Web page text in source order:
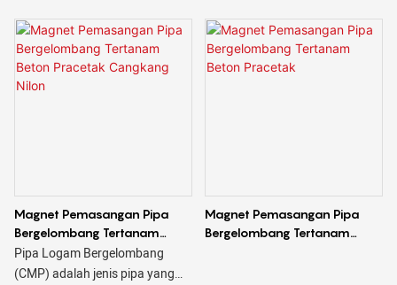
Magnet Pemasangan Pipa
Bergelombang Tertanam
Beton Pracetak Cangkang
Nilon
Pipa Logam Bergelombang
(CMP) adalah jenis pipa yang
Magnet Pemasangan Pipa
Bergelombang Tertanam